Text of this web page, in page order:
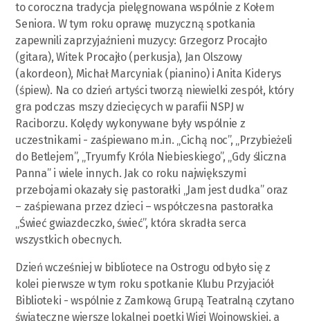
to coroczna tradycja pielęgnowana wspólnie z Kołem
Seniora. W tym roku oprawę muzyczną spotkania
zapewnili zaprzyjaźnieni muzycy: Grzegorz Procajło
(gitara), Witek Procajło (perkusja), Jan Olszowy
(akordeon), Michał Marcyniak (pianino) i Anita Kiderys
(śpiew). Na co dzień artyści tworzą niewielki zespół, który
gra podczas mszy dziecięcych w parafii NSPJ w
Raciborzu. Kolędy wykonywane były wspólnie z
uczestnikami - zaśpiewano m.in. „Cichą noc”, „Przybieżeli
do Betlejem”, „Tryumfy Króla Niebieskiego”, „Gdy śliczna
Panna” i wiele innych. Jak co roku największymi
przebojami okazały się pastorałki „Jam jest dudka” oraz
– zaśpiewana przez dzieci – współczesna pastorałka
„Świeć gwiazdeczko, świeć”, która skradła serca
wszystkich obecnych.
Dzień wcześniej w bibliotece na Ostrogu odbyło się z
kolei pierwsze w tym roku spotkanie Klubu Przyjaciół
Biblioteki - wspólnie z Zamkową Grupą Teatralną czytano
świąteczne wiersze lokalnej poetki Wigi Wojnowskiej, a